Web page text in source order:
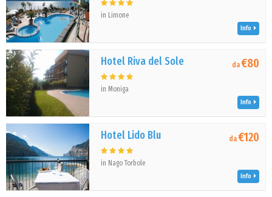
in Limone
Info
Hotel Riva del Sole
in Moniga
da€80
Info
Hotel Lido Blu
in Nago Torbole
da€120
Info